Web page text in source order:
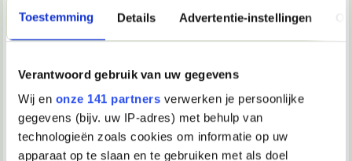
Toestemming Details Advertentie-instellingen
Verantwoord gebruik van uw gegevens
Wij en onze 141 partners verwerken je persoonlijke
gegevens (bijv. uw IP-adres) met behulp van
technologieën zoals cookies om informatie op uw
apparaat op te slaan en te gebruiken met als doel
Geachte heer/mevrouw,
Hierbij stuur ik u een open sollicitatie voor een functie als
voedingsmedewerkster of een soortgelijke functie.
Momenteel heb ik, na een jaar, mijn propedeuse
ergotherapie gehaald en volgend jaar zal ik de studie
ergotherapie vervolgen. Naast mijn studie zoek ik een
baantje om enige ervaring op te doen en wat bij te